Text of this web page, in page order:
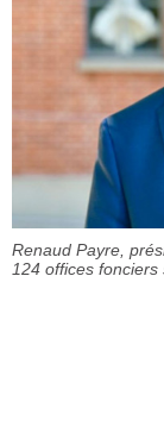
Renaud Payre,
124 offices fonciers